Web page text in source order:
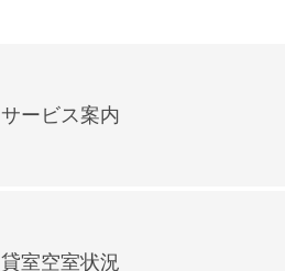
サービス案内
貸室空室状況